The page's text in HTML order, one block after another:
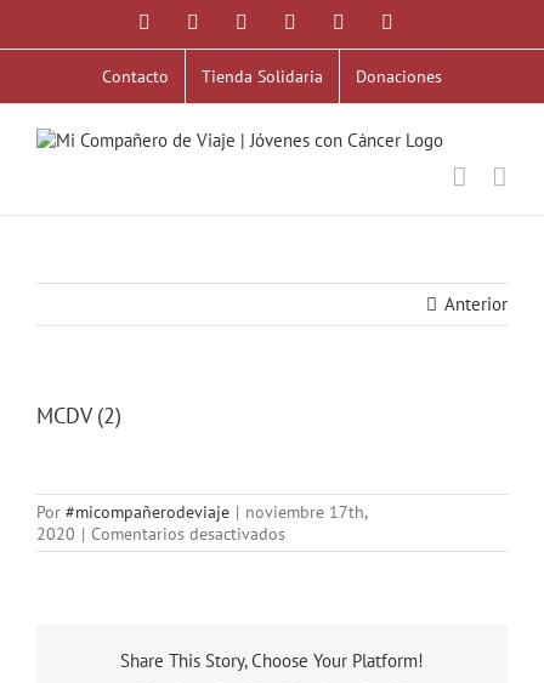
contenido
Facebook YouTubeInstagramCorreo
Contacto Tienda Solidaria Donaciones
Anterior
MCDV (2)
Por #micompañerodeviaje | noviembre 17th,
2020 | Comentarios desactivadosen
MCDV
Share This Story, Choose Your Platform!